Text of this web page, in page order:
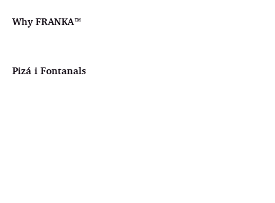
Why FRANKA™️
Pizá i Fontanals